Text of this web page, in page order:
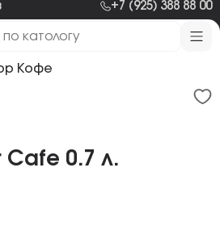
+7 (925) 388 88 00
Кофе
0.7 л.